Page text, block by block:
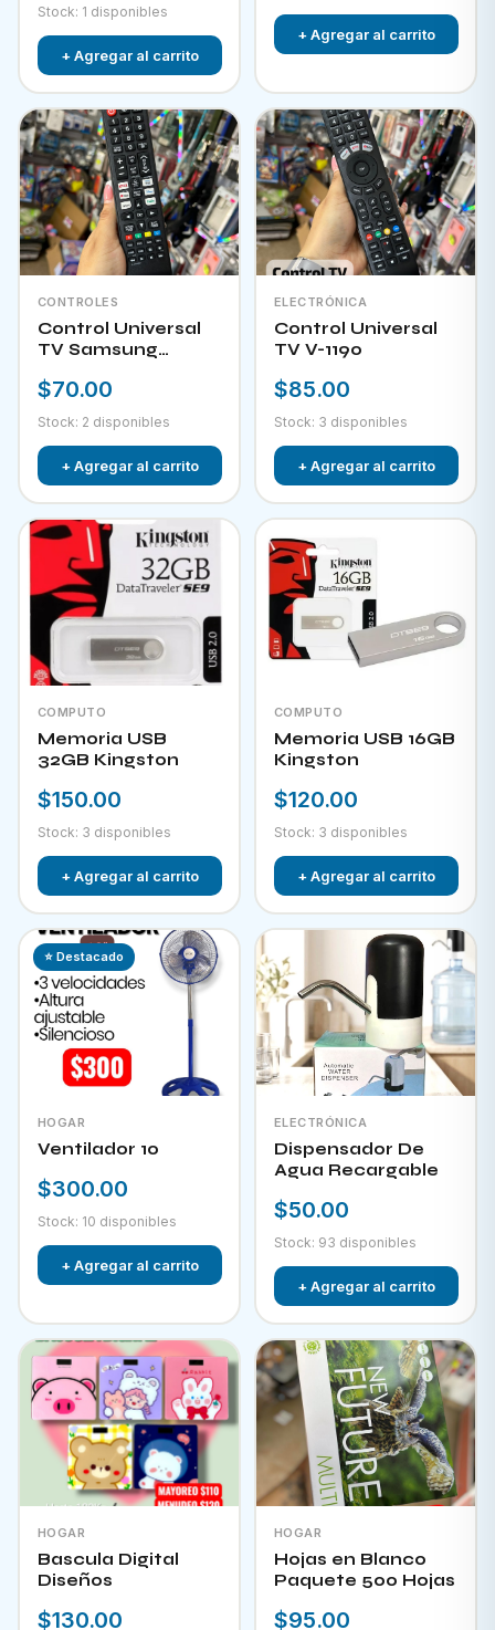
Stock: 1 disponibles
+ Agregar al carrito
+ Agregar al carrito
CONTROLES
Control Universal
TV Samsung
$70.00
Stock: 2 disponibles
+ Agregar al carrito
ELECTRÓNICA
Control Universal
TV V-1190
$85.00
Stock: 3 disponibles
+ Agregar al carrito
COMPUTO
Memoria USB
32GB Kingston
$150.00
Stock: 3 disponibles
+ Agregar al carrito
COMPUTO
Memoria USB 16GB
Kingston
$120.00
Stock: 3 disponibles
+ Agregar al carrito
⭐ Destacado
HOGAR
Ventilador 10
$300.00
Stock: 10 disponibles
+ Agregar al carrito
ELECTRÓNICA
Dispensador De
Agua Recargable
$50.00
Stock: 93 disponibles
+ Agregar al carrito
HOGAR
Bascula Digital
Diseños
$130.00
HOGAR
Hojas en Blanco
Paquete 500 Hojas
$95.00